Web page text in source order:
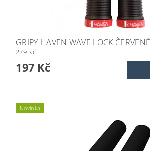
GRIPY HAVEN WAVE LOCK ČERVENÉ
279 Kč
197 Kč
Novinka